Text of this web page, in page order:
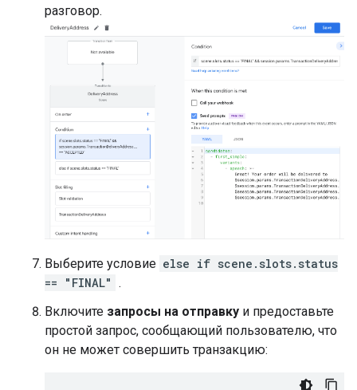
разговор.
Выберите условие else if scene.slots.status
== "FINAL" .
Включите запросы на отправку и предоставьте
простой запрос, сообщающий пользователю, что
он не может совершить транзакцию: